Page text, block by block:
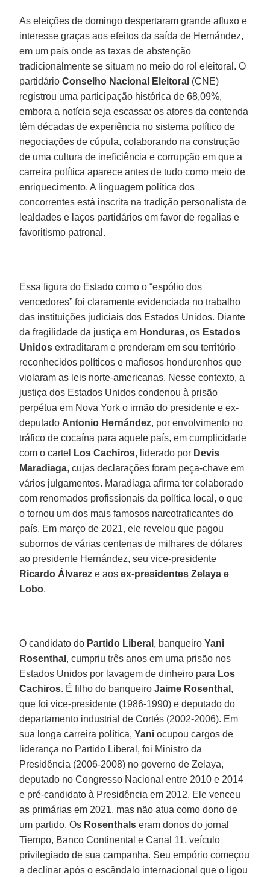
As eleições de domingo despertaram grande afluxo e
interesse graças aos efeitos da saída de Hernández,
em um país onde as taxas de abstenção
tradicionalmente se situam no meio do rol eleitoral. O
partidárioConselho Nacional Eleitoral (CNE)
registrou uma participação histórica de 68,09%,
embora a notícia seja escassa: os atores da contenda
têm décadas de experiência no sistema político de
negociações de cúpula, colaborando na construção
de uma cultura de ineficiência e corrupção em que a
carreira política aparece antes de tudo como meio de
enriquecimento. A linguagem política dos
concorrentes está inscrita na tradição personalista de
lealdades e laços partidários em favor de regalias e
favoritismo patronal.
Essa figura do Estado como o “espólio dos
vencedores” foi claramente evidenciada no trabalho
das instituições judiciais dos Estados Unidos. Diante
da fragilidade da justiça em Honduras, os Estados
Unidos extraditaram e prenderam em seu território
reconhecidos políticos e mafiosos hondurenhos que
violaram as leis norte-americanas. Nesse contexto, a
justiça dos Estados Unidos condenou à prisão
perpétua em Nova York o irmão do presidente e ex-
deputado Antonio Hernández, por envolvimento no
tráfico de cocaína para aquele país, em cumplicidade
com o cartel
Los Cachiros, liderado por Devis
Maradiaga, cujas declarações foram peça-chave em
vários julgamentos. Maradiaga afirma ter colaborado
com renomados profissionais da política local, o que
o tornou um dos mais famosos narcotraficantes do
país. Em março de 2021, ele revelou que pagou
subornos de várias centenas de milhares de dólares
ao presidente Hernández, seu vice-presidente
Ricardo Álvarez e aosex-presidentes Zelaya e
Lobo.
O candidato do Partido Liberal , banqueiroYani
Rosenthal , cumpriu três anos em uma prisão nos
Estados Unidos por lavagem de dinheiro para Los
Cachiros. É filho do banqueiroJaime Rosenthal ,
que foi vice-presidente (1986-1990) e deputado do
departamento industrial de Cortés (2002-2006). Em
sua longa carreira política,Yani ocupou cargos de
liderança no Partido Liberal, foi Ministro da
Presidência (2006-2008) no governo de Zelaya,
deputado no Congresso Nacional entre 2010 e 2014
e pré-candidato à Presidência em 2012. Ele venceu
as primárias em 2021, mas não atua como dono de
um partido. Os Rosenthals eram donos do jornal
Tiempo, Banco Continental e Canal 11, veículo
privilegiado de sua campanha. Seu empório começou
a declinar após o escândalo internacional que o ligou